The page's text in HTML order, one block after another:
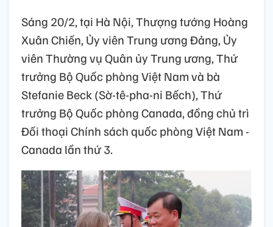
Sáng 20/2, tại Hà Nội, Thượng tướng Hoàng
Xuân Chiến, Ủy viên Trung ương Đảng, Ủy
viên Thường vụ Quân ủy Trung ương, Thứ
trưởng Bộ Quốc phòng Việt Nam và bà
Stefanie Beck (Sờ-tê-pha-ni Bếch), Thứ
trưởng Bộ Quốc phòng Canada, đồng chủ trì
Đối thoại Chính sách quốc phòng Việt Nam -
Canada lần thứ 3.